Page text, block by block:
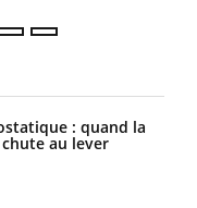
: quand la
au lever